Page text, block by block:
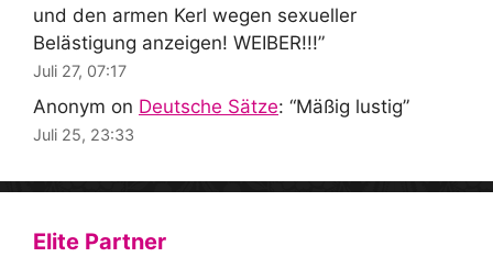
und den armen Kerl wegen sexueller
Belästigung anzeigen! WEIBER!!!”
Juli 27, 07:17
Anonym on Deutsche Sätze: “Mäßig lustig”
Juli 25, 23:33
Elite Partner